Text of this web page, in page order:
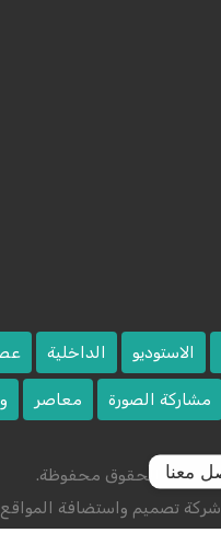
الاستوديو الداخلية
مشاركة الصورة معاصر
© ٢٠٢٤ الحقوق محفوظة.
شركة تصميم واستضافة
معنا